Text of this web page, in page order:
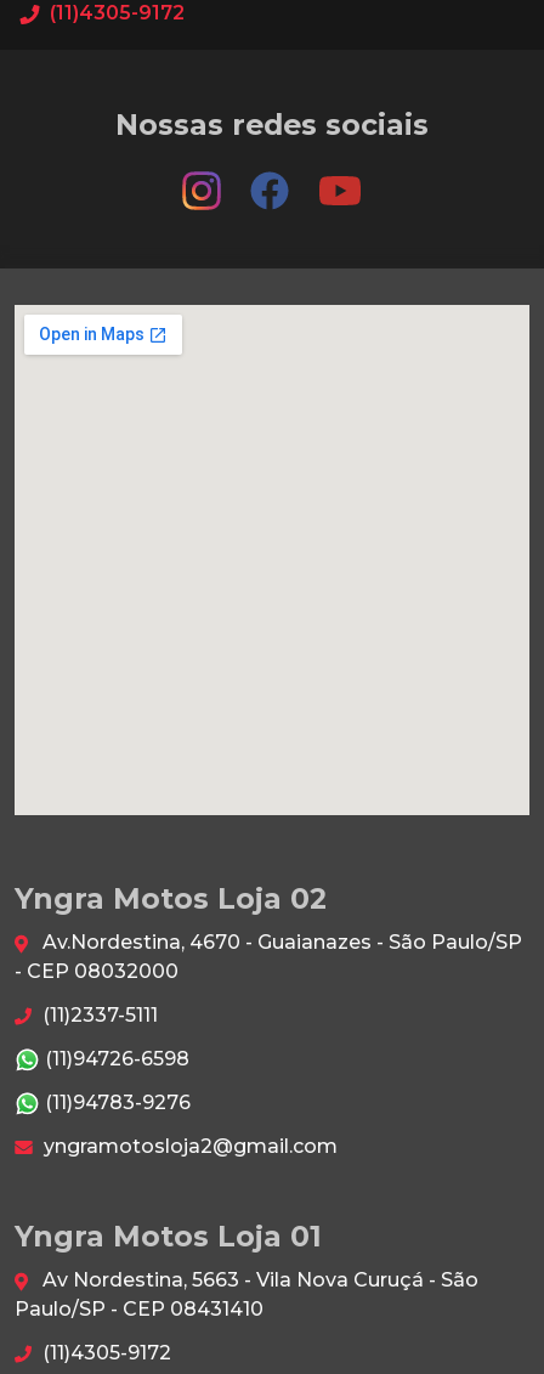
(11)4305-9172
Nossas redes sociais
Yngra Motos Loja 02
Av.Nordestina, 4670 - Guaianazes - São Paulo/SP
- CEP 08032000
(11)2337-5111
(11)94726-6598
(11)94783-9276
yngramotosloja2@gmail.com
Yngra Motos Loja 01
Av Nordestina, 5663 - Vila Nova Curuçá - São
Paulo/SP - CEP 08431410
(11)4305-9172